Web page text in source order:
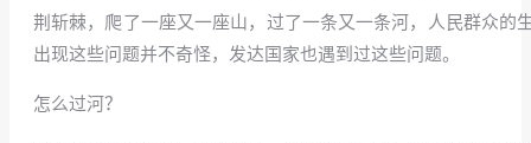
荆斩棘，爬了一座又一座山，过了一条又一条河，人民群众
出现这些问题并不奇怪，发达国家也遇到过这些问题。
怎么过河？